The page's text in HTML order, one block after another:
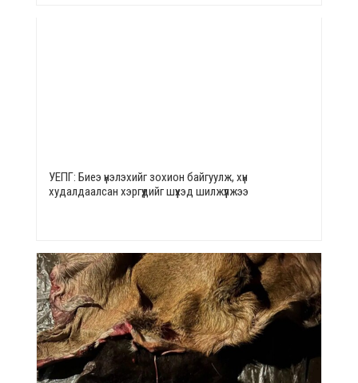
УЕПГ: Биеэ үнэлэхийг зохион байгуулж, хүн
худалдаалсан хэргүүдийг шүүхэд шилжүүлжээ